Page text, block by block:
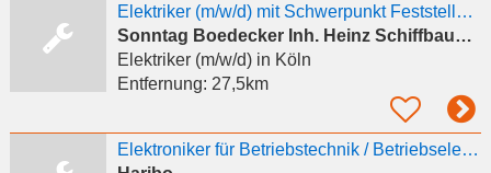
Elektriker (m/w/d) mit Schwerpunkt Feststellanlagen / Türautomatik/ Flucht- und
Sonntag Boedecker Inh. Heinz Schiffbauer e.K.
Elektriker (m/w/d)in Köln
Entfernung: 27,5km
Elektroniker für Betriebstechnik / Betriebselektriker (m/w/d)